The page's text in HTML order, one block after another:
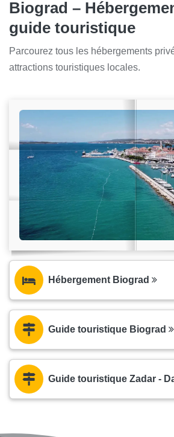
Biograd –
guide touristique
Parcourez tous les hébergements
attractions touristiques locales.
Hébergement Biograd
Guide touristique Biograd
Guide touristique Zadar -